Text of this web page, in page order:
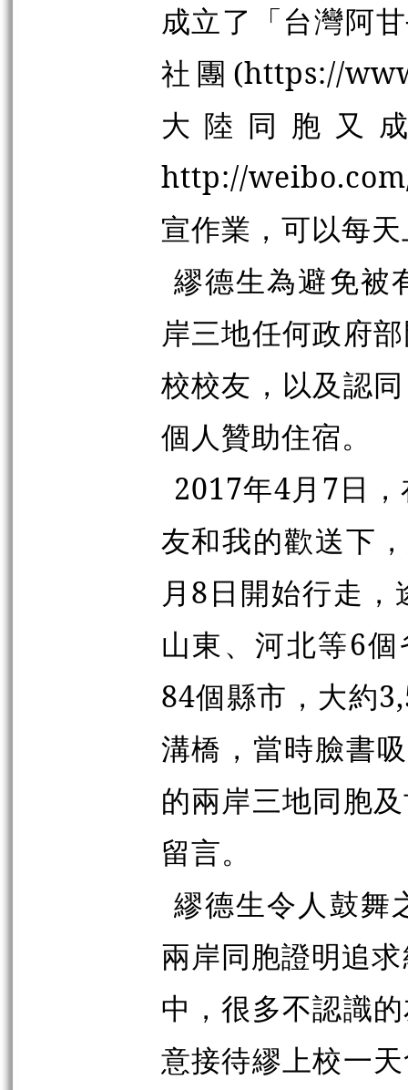
成立了「台灣阿
社團(https://
大陸同胞又
http://
宣作業，可以每
繆德生為避免被
岸三地任何政府
校校友，以及認
個人贊助住宿。
2017年4月7日
友和我的歡送下
月8日開始行走
山東、河北等6
84個縣市，大約
溝橋，當時臉書
的兩岸三地同胞
留言。
繆德生令人鼓舞
兩岸同胞證明追
中，很多不認識
意接待繆上校一